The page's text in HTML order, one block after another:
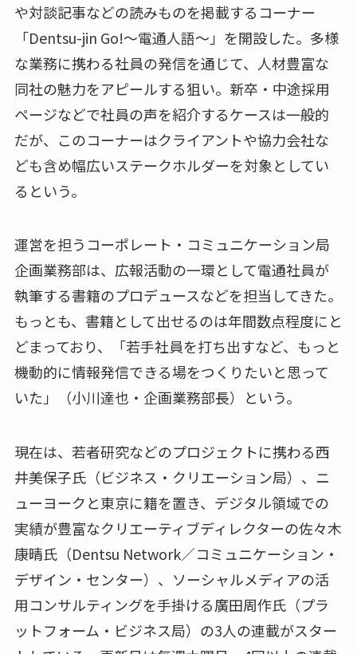
や対談記事などの読みものを掲載するコーナー
「Dentsu-jin Go!～電通人語～」を開設した。多様
な業務に携わる社員の発信を通じて、人材豊富な
同社の魅力をアピールする狙い。新卒・中途採用
ページなどで社員の声を紹介するケースは一般的
だが、このコーナーはクライアントや協力会社な
ども含め幅広いステークホルダーを対象としてい
るという。
運営を担うコーポレート・コミュニケーション局
企画業務部は、広報活動の一環として電通社員が
執筆する書籍のプロデュースなどを担当してきた。
もっとも、書籍として出せるのは年間数点程度にと
どまっており、「若手社員を打ち出すなど、もっと
機動的に情報発信できる場をつくりたいと思って
いた」（小川達也・企画業務部長）という。
現在は、若者研究などのプロジェクトに携わる西
井美保子氏（ビジネス・クリエーション局）、ニ
ューヨークと東京に籍を置き、デジタル領域での
実績が豊富なクリエーティブディレクターの佐々木
康晴氏（Dentsu Network／コミュニケーション・
デザイン・センター）、ソーシャルメディアの活
用コンサルティングを手掛ける廣田周作氏（プラ
ットフォーム・ビジネス局）の3人の連載がスター